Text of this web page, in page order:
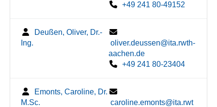
+49 241 80-49152
Deußen, Oliver, Dr.-
Ing.
oliver.deussen@ita.rwth-
aachen.de
+49 241 80-23404
Emonts, Caroline, Dr.
M.Sc.
caroline.emonts@ita.rwt